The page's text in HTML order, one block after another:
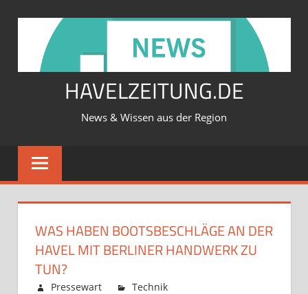
springen
HAVELZEITUNG.DE
News & Wissen aus der Region
WAS HABEN BOOTSBESCHLÄGE AN DER
HAVEL MIT BERLINER HANDWERK ZU
TUN?
Februar 12, 2026
Pressewart Technik